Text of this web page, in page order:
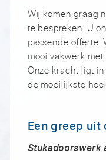
Wij komen graag
te bespreken. U
passende offerte.
mooi vakwerk
Onze kracht ligt
de moeilijkste
Een greep uit
Stukadoorswerk